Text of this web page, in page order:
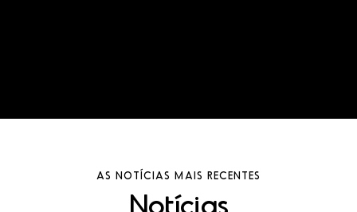
AS NOTÍCIAS MAIS RECENTES
Notícias